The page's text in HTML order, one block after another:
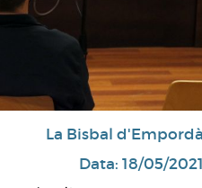
La Bisbal
Data: 18/05/